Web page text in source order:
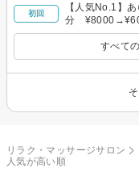
初回
【人気No.1】
分
すべて
リラク・マッサージサロン
人気が高い順